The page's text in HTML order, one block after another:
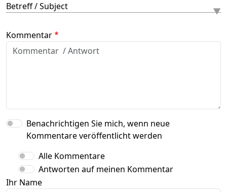
Betreff / Subject
Kommentar
Benachrichtigen Sie mich, wenn neue
Kommentare veröffentlicht werden
Alle Kommentare
Antworten auf meinen Kommentar
Ihr Name